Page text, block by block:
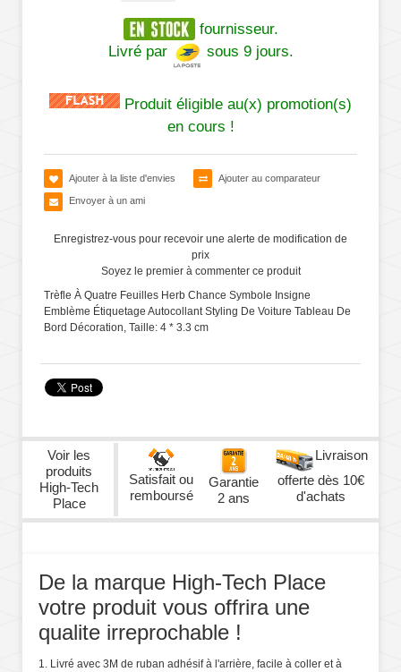
fournisseur.
Livré par
sous 9 jours.
Produit éligible au(x) promotion(s)
en cours !
Ajouter à la liste d'envies Ajouter au comparateur
Envoyer à un ami
Enregistrez-vous pour recevoir une alerte de modification de
prix
Soyez le premier à commenter ce produit
Trèfle À Quatre Feuilles Herb Chance Symbole Insigne
Emblème Étiquetage Autocollant Styling De Voiture Tableau De
Bord Décoration, Taille: 4 * 3.3 cm
Voir les
produits
High-Tech
Place
Satisfait ou
remboursé
Garantie
2 ans
Livraison
offerte dès 10€
d'achats
De la marque High-Tech Place
votre produit vous offrira une
qualite irreprochable !
1. Livré avec 3M de ruban adhésif à l'arrière, facile à coller et à